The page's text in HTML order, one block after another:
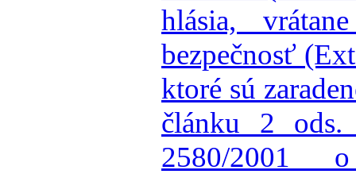
hlásia,
bezpečnosť
ktoré sú
článku 2
2580/2001